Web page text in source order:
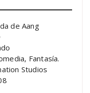
de Aang
Fantasía.
Studios